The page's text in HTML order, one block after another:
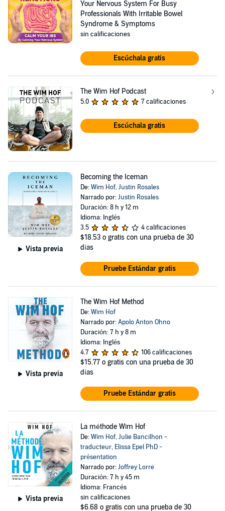
Your Nervous System For Busy
Professionals With Irritable Bowel
Syndrome & Symptoms
sin calificaciones
Escúchala gratis
The Wim Hof Podcast
5.0 7 calificaciones
Escúchala gratis
Vista previa
Becoming the Iceman
De:Wim Hof,Justin Rosales
Narrado por:Justin Rosales
Duración: 8 h y 12 m
Idioma: Inglés
3.5
4 calificaciones
$18.53 o gratis con una prueba de 30
días
Pruebe Estándar gratis
Vista previa
The Wim Hof Method
De:Wim Hof
Narrado por:Apolo Anton Ohno
Duración: 7 h y 8 m
Idioma: Inglés
4.7
106 calificaciones
$15.77 o gratis con una prueba de 30
días
Pruebe Estándar gratis
Vista previa
La méthode Wim Hof
De:Wim Hof,Julie Bancilhon -
traducteur, Elissa Epel PhD -
présentation
Narrado por:Joffrey Lorre
Duración: 7 h y 45 m
Idioma: Francés
sin calificaciones
$6.68 o gratis con una prueba de 30